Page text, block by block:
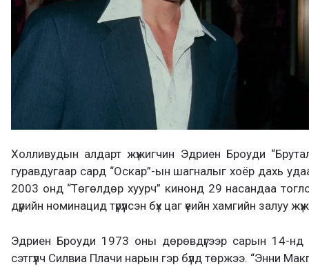
Холливудын алдарт жүжигчин Эдриен Броуди
гуравдугаар сард “Оскар”-ын шагналыг хоёр дахь
2003 онд “Төгөлдөр хуурч” кинонд 29 насандаа
дүрийн номинацид түрүүлсэн бүх цаг үеийн хамгийн залуу
Эдриен Броуди 1973 оны дөрөвдүгээр сарын 14-нд
сэтгүүлч Силвиа Плачи нарын гэр бүлд төржээ. “Энни